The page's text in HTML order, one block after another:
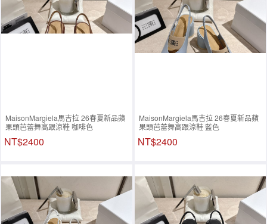
MaisonMargiela馬吉拉 26春夏新品蘋
果頭芭蕾舞高跟涼鞋 咖啡色
NT$2400
MaisonMargiela馬吉拉 26春夏新品蘋
果頭芭蕾舞高跟涼鞋 藍色
NT$2400